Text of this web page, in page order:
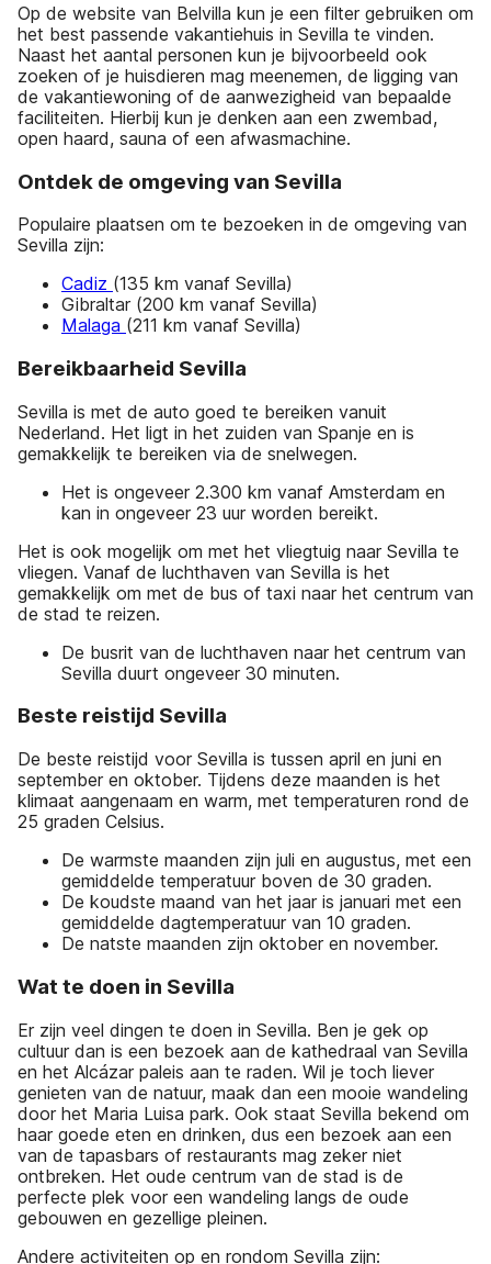
Op de website van Belvilla kun je een filter gebruiken om
het best passende vakantiehuis in Sevilla te vinden.
Naast het aantal personen kun je bijvoorbeeld ook
zoeken of je huisdieren mag meenemen, de ligging van
de vakantiewoning of de aanwezigheid van bepaalde
faciliteiten. Hierbij kun je denken aan een zwembad,
open haard, sauna of een afwasmachine.
Ontdek de omgeving van Sevilla
Populaire plaatsen om te bezoeken in de omgeving van
Sevilla zijn:
Cadiz (135 km vanaf Sevilla)
Gibraltar (200 km vanaf Sevilla)
Malaga (211 km vanaf Sevilla)
Bereikbaarheid Sevilla
Sevilla is met de auto goed te bereiken vanuit
Nederland. Het ligt in het zuiden van Spanje en is
gemakkelijk te bereiken via de snelwegen.
Het is ongeveer 2.300 km vanaf Amsterdam en
kan in ongeveer 23 uur worden bereikt.
Het is ook mogelijk om met het vliegtuig naar Sevilla te
vliegen. Vanaf de luchthaven van Sevilla is het
gemakkelijk om met de bus of taxi naar het centrum van
de stad te reizen.
De busrit van de luchthaven naar het centrum van
Sevilla duurt ongeveer 30 minuten.
Beste reistijd Sevilla
De beste reistijd voor Sevilla is tussen april en juni en
september en oktober. Tijdens deze maanden is het
klimaat aangenaam en warm, met temperaturen rond de
25 graden Celsius.
De warmste maanden zijn juli en augustus, met een
gemiddelde temperatuur boven de 30 graden.
De koudste maand van het jaar is januari met een
gemiddelde dagtemperatuur van 10 graden.
De natste maanden zijn oktober en november.
Wat te doen in Sevilla
Er zijn veel dingen te doen in Sevilla. Ben je gek op
cultuur dan is een bezoek aan de kathedraal van Sevilla
en het Alcázar paleis aan te raden. Wil je toch liever
genieten van de natuur, maak dan een mooie wandeling
door het Maria Luisa park. Ook staat Sevilla bekend om
haar goede eten en drinken, dus een bezoek aan een
van de tapasbars of restaurants mag zeker niet
ontbreken. Het oude centrum van de stad is de
perfecte plek voor een wandeling langs de oude
gebouwen en gezellige pleinen.
Andere activiteiten op en rondom Sevilla zijn: